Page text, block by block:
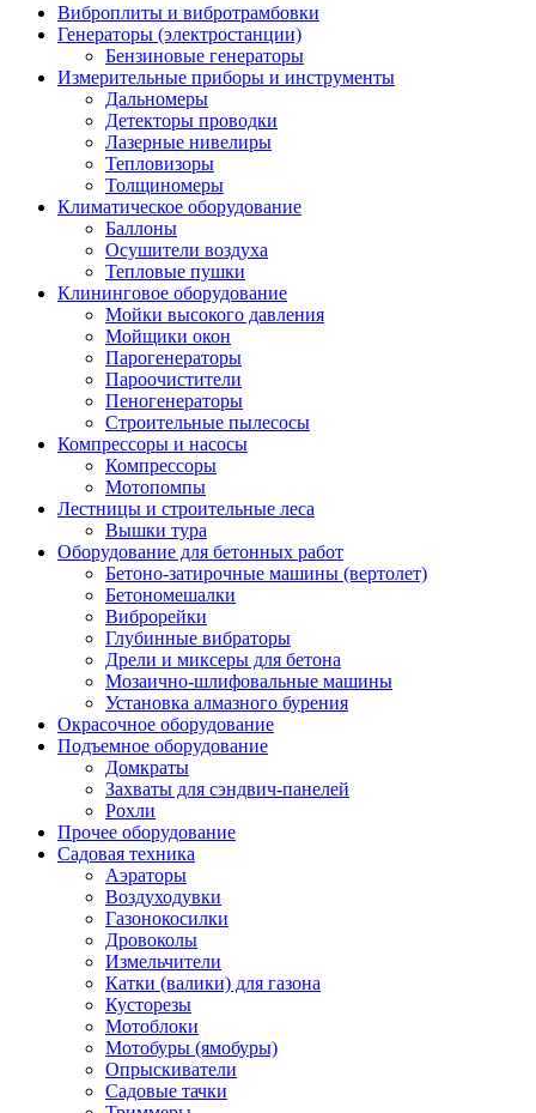
Виброплиты и вибротрамбовки
Генераторы (электростанции)
Бензиновые генераторы
Измерительные приборы и инструменты
Дальномеры
Детекторы проводки
Лазерные нивелиры
Тепловизоры
Толщиномеры
Климатическое оборудование
Баллоны
Осушители воздуха
Тепловые пушки
Клининговое оборудование
Мойки высокого давления
Мойщики окон
Парогенераторы
Пароочистители
Пеногенераторы
Строительные пылесосы
Компрессоры и насосы
Компрессоры
Мотопомпы
Лестницы и строительные леса
Вышки тура
Оборудование для бетонных работ
Бетоно-затирочные машины (вертолет)
Бетономешалки
Виброрейки
Глубинные вибраторы
Дрели и миксеры для бетона
Мозаично-шлифовальные машины
Установка алмазного бурения
Окрасочное оборудование
Подъемное оборудование
Домкраты
Захваты для сэндвич-панелей
Рохли
Прочее оборудование
Садовая техника
Аэраторы
Воздуходувки
Газонокосилки
Дровоколы
Измельчители
Катки (валики) для газона
Кусторезы
Мотоблоки
Мотобуры (ямобуры)
Опрыскиватели
Садовые тачки